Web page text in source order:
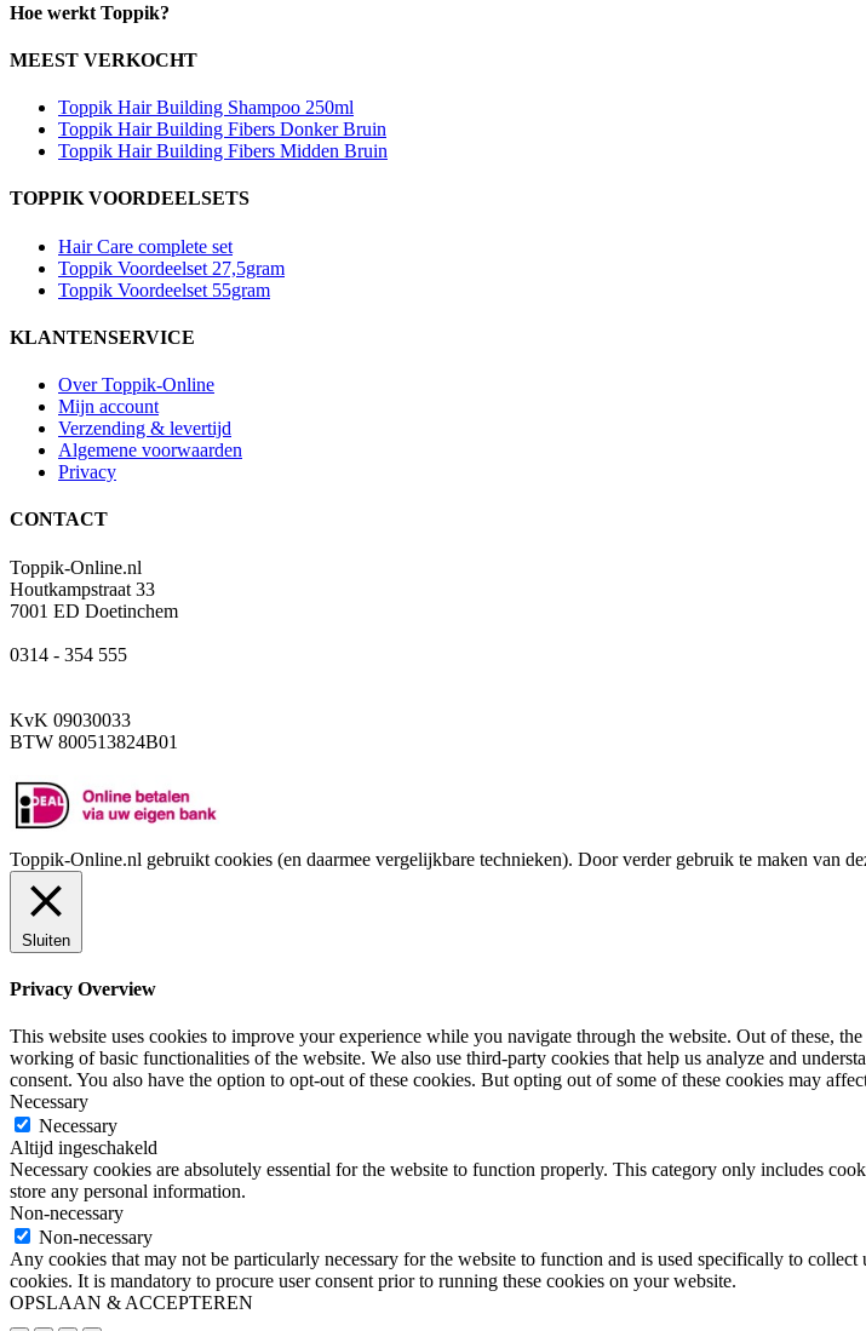
Hoe werkt Toppik?
MEEST VERKOCHT
Toppik Hair Building Shampoo 250ml
Toppik Hair Building Fibers Donker Bruin
Toppik Hair Building Fibers Midden Bruin
TOPPIK VOORDEELSETS
Hair Care complete set
Toppik Voordeelset 27,5gram
Toppik Voordeelset 55gram
KLANTENSERVICE
Over Toppik-Online
Mijn account
Verzending & levertijd
Algemene voorwaarden
Privacy
CONTACT
Toppik-Online.nl
Houtkampstraat 33
7001 ED Doetinchem
0314 - 354 555
KvK 09030033
BTW 800513824B01
Toppik-Online.nl gebruikt cookies (en daarmee vergelijkbare technieken). Door verder gebruik te maken van
Sluiten
Privacy Overview
This website uses cookies to improve your experience while you navigate through the website. Out of these,
working of basic functionalities of the website. We also use third-party cookies that help us analyze and
consent. You also have the option to opt-out of these cookies. But opting out of some of these cookies may
Necessary
Necessary
Altijd ingeschakeld
Necessary cookies are absolutely essential for the website to function properly. This category only includes
store any personal information.
Non-necessary
Non-necessary
Any cookies that may not be particularly necessary for the website to function and is used specifically to collect
cookies. It is mandatory to procure user consent prior to running these cookies on your website.
OPSLAAN & ACCEPTEREN